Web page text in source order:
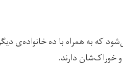
ولایت بادغیس است او ۲۰ روز می‌شود که به همراه با
خوراک‌شان دارند.